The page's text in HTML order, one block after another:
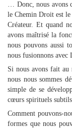
… Donc, nous avons
le Chemin Droit est
Créateur. Et quand
avons maîtrisé la
nous pouvons aussi
nous fusionnons
Si nous avons fait au
nous nous sommes
simple de se
cœurs spirituels
Comment pouvons-
formes que nous